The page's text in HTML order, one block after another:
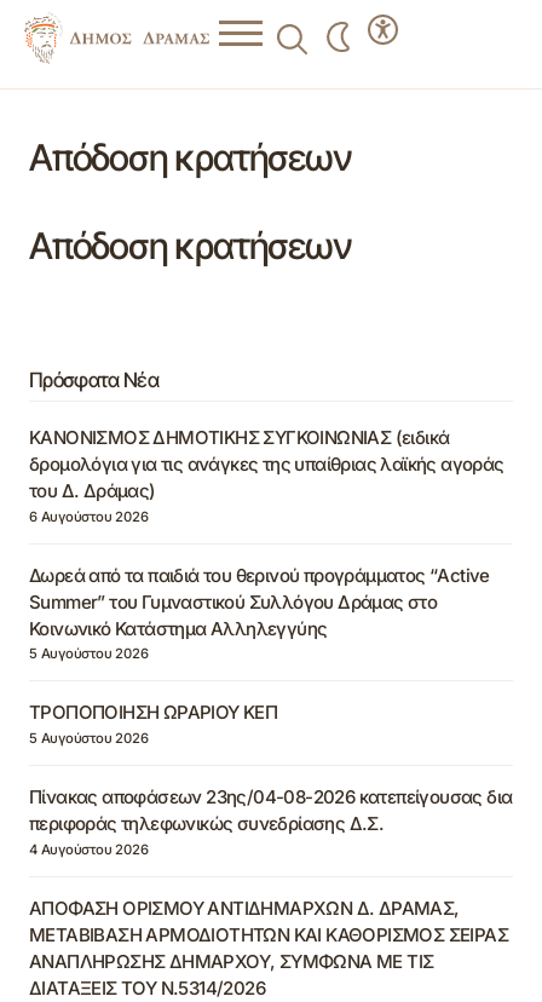
Απόδοση κρατήσεων
Απόδοση κρατήσεων
Πρόσφατα Νέα
ΚΑΝΟΝΙΣΜΟΣ ΔΗΜΟΤΙΚΗΣ ΣΥΓΚΟΙΝΩΝΙΑΣ (ειδικά
δρομολόγια για τις ανάγκες της υπαίθριας λαϊκής αγοράς
του Δ. Δράμας)
6 Αυγούστου 2026
Δωρεά από τα παιδιά του θερινού προγράμματος “Active
Summer” του Γυμναστικού Συλλόγου Δράμας στο
Κοινωνικό Κατάστημα Αλληλεγγύης
5 Αυγούστου 2026
ΤΡΟΠΟΠΟΙΗΣΗ ΩΡΑΡΙΟΥ ΚΕΠ
5 Αυγούστου 2026
Πίνακας αποφάσεων 23ης/04-08-2026 κατεπείγουσας δια
περιφοράς τηλεφωνικώς συνεδρίασης Δ.Σ.
4 Αυγούστου 2026
ΑΠΟΦΑΣΗ ΟΡΙΣΜΟΥ ΑΝΤΙΔΗΜΑΡΧΩΝ Δ. ΔΡΑΜΑΣ,
ΜΕΤΑΒΙΒΑΣΗ ΑΡΜΟΔΙΟΤΗΤΩΝ ΚΑΙ ΚΑΘΟΡΙΣΜΟΣ ΣΕΙΡΑΣ
ΑΝΑΠΛΗΡΩΣΗΣ ΔΗΜΑΡΧΟΥ, ΣΥΜΦΩΝΑ ΜΕ ΤΙΣ
ΔΙΑΤΑΞΕΙΣ ΤΟΥ Ν.5314/2026